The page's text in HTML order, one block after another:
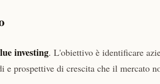
investing. L'obiettivo è identificare
prospettive di crescita che il mercato